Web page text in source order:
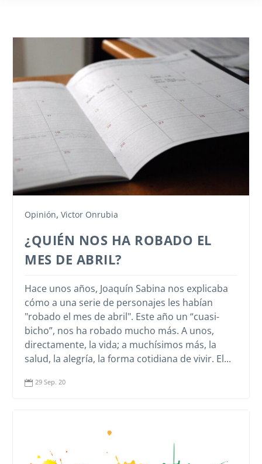
Opinión,Victor Onrubia
¿QUIÉN NOS HA ROBADO EL
MES DE ABRIL?
Hace unos años, Joaquín Sabina nos explicaba
cómo a una serie de personajes les habían
"robado el mes de abril". Este año un “cuasi-
bicho”, nos ha robado mucho más. A unos,
directamente, la vida; a muchísimos más, la
salud, la alegría, la forma cotidiana de vivir. El...
 29 Sep. 20